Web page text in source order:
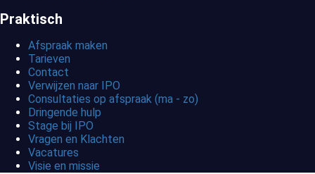
Praktisch
Afspraak maken
Tarieven
Contact
Verwijzen naar IPO
Consultaties op afspraak (ma - zo)
Dringende hulp
Stage bij IPO
Vragen en Klachten
Vacatures
Visie en missie